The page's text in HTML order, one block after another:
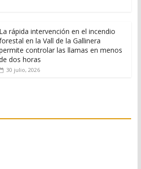
La rápida intervención en el incendio
en la Vall de la Gallinera
controlar las llamas en menos
dos horas
30 julio, 2026